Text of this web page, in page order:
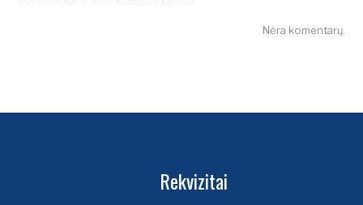
Nėra komentarų.
Rekvizitai